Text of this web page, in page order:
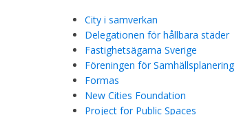
City i samverkan
Delegationen för hållbara städer
Fastighetsägarna Sverige
Föreningen för Samhällsplanering
Formas
New Cities Foundation
Project for Public Spaces